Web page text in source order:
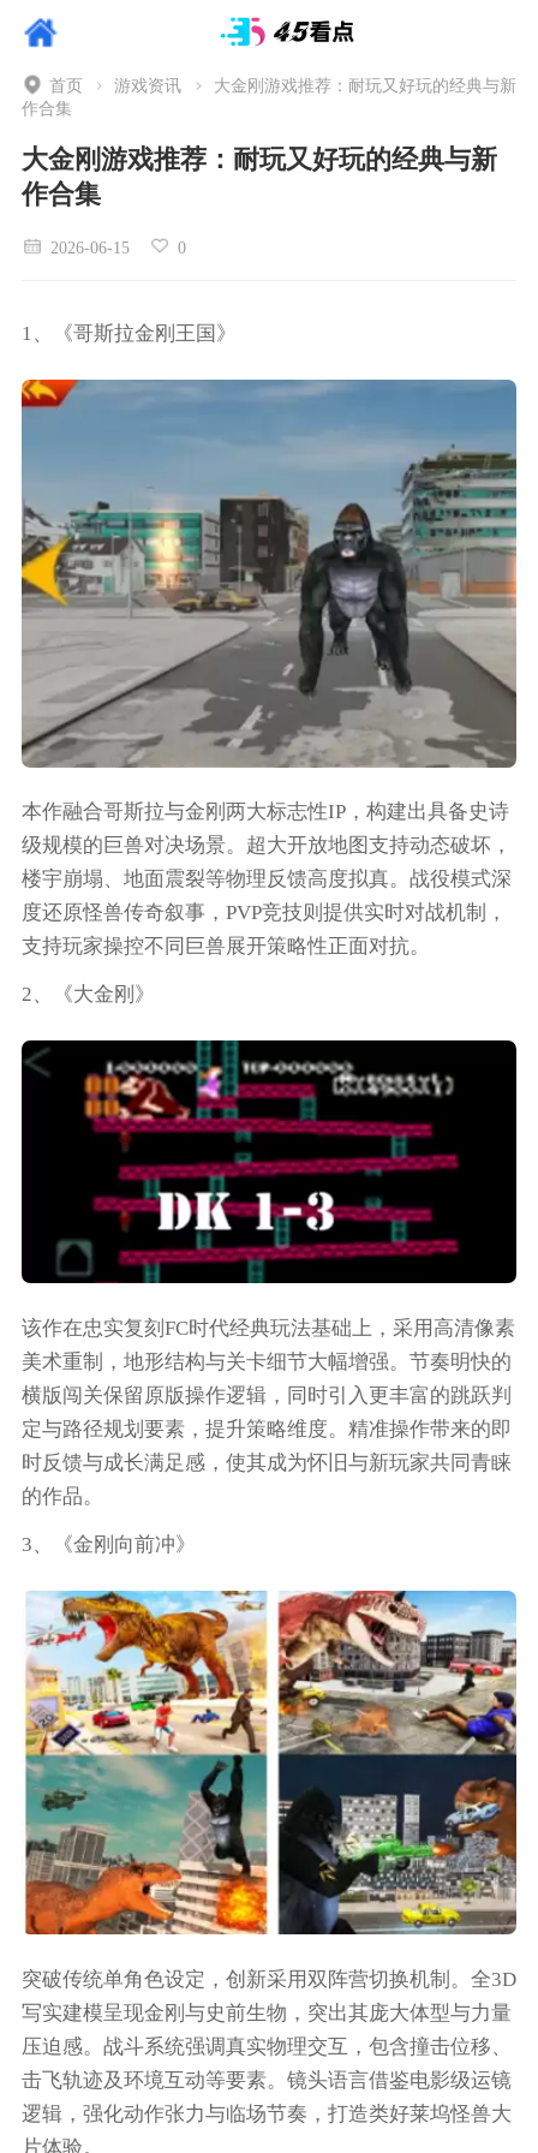
首页 游戏资讯
大金刚游戏推荐：耐玩又好玩的经典与新
作合集
大金刚游戏推荐：耐玩又好玩的经典与新
作合集
2026-06-15 0
1、《哥斯拉金刚王国》
本作融合哥斯拉与金刚两大标志性IP，构建出具备史诗
级规模的巨兽对决场景。超大开放地图支持动态破坏，
楼宇崩塌、地面震裂等物理反馈高度拟真。战役模式深
度还原怪兽传奇叙事，PVP竞技则提供实时对战机制，
支持玩家操控不同巨兽展开策略性正面对抗。
2、《大金刚》
该作在忠实复刻FC时代经典玩法基础上，采用高清像素
美术重制，地形结构与关卡细节大幅增强。节奏明快的
横版闯关保留原版操作逻辑，同时引入更丰富的跳跃判
定与路径规划要素，提升策略维度。精准操作带来的即
时反馈与成长满足感，使其成为怀旧与新玩家共同青睐
的作品。
3、《金刚向前冲》
突破传统单角色设定，创新采用双阵营切换机制。全3D
写实建模呈现金刚与史前生物，突出其庞大体型与力量
压迫感。战斗系统强调真实物理交互，包含撞击位移、
击飞轨迹及环境互动等要素。镜头语言借鉴电影级运镜
逻辑，强化动作张力与临场节奏，打造类好莱坞怪兽大
片体验。